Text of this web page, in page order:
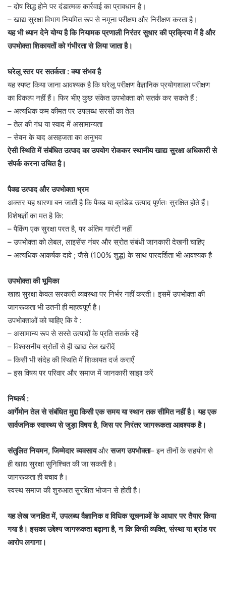
– दोष सिद्ध होने पर दंडात्मक कार्रवाई का प्रावधान है।
– खाद्य सुरक्षा विभाग नियमित रूप से नमूना परीक्षण और निरीक्षण करता है।
यह भी ध्यान देने योग्य है कि नियामक प्रणाली निरंतर सुधार की प्रक्रिया में है और
उपभोक्ता शिकायतों को गंभीरता से लिया जाता है।
घरेलू स्तर पर सतर्कता : क्या संभव है
यह स्पष्ट किया जाना आवश्यक है कि घरेलू परीक्षण वैज्ञानिक प्रयोगशाला परीक्षण
का विकल्प नहीं हैं। फिर भीए कुछ संकेत उपभोक्ता को सतर्क कर सकते हैं :
– अत्यधिक कम कीमत पर उपलब्ध सरसों का तेल
– तेल की गंध या स्वाद में असामान्यता
– सेवन के बाद असहजता का अनुभव
ऐसी स्थिति में संबंधित उत्पाद का उपयोग रोककर स्थानीय खाद्य सुरक्षा अधिकारी से
संपर्क करना उचित है।
पैक्ड उत्पाद और उपभोक्ता भ्रम
अक्सर यह धारणा बन जाती है कि पैक्ड या ब्रांडेड उत्पाद पूर्णतः सुरक्षित होते हैं।
विशेषज्ञों का मत है कि:
– पैकिंग एक सुरक्षा परत है, पर अंतिम गारंटी नहीं
– उपभोक्ता को लेबल, लाइसेंस नंबर और स्रोत संबंधी जानकारी देखनी चाहिए
– अत्यधिक आकर्षक दावे ; जैसे (100% शुद्ध) के साथ पारदर्शिता भी आवश्यक है
उपभोक्ता की भूमिका
खाद्य सुरक्षा केवल सरकारी व्यवस्था पर निर्भर नहीं करती। इसमें उपभोक्ता की
जागरूकता भी उतनी ही महत्वपूर्ण है।
उपभोक्ताओं को चाहिए कि वे :
– असामान्य रूप से सस्ते उत्पादों के प्रति सतर्क रहें
– विश्वसनीय स्रोतों से ही खाद्य तेल खरीदें
– किसी भी संदेह की स्थिति में शिकायत दर्ज कराएँ
– इस विषय पर परिवार और समाज में जानकारी साझा करें
निष्कर्ष :
आर्गेमोन तेल से संबंधित मुद्दा किसी एक समय या स्थान तक सीमित नहीं है। यह एक
सार्वजनिक स्वास्थ्य से जुड़ा विषय है, जिस पर निरंतर जागरूकता आवश्यक है।
संतुलित नियमन, जिम्मेदार व्यवसायऔरसजग उपभोक्ता– इन तीनों के सहयोग से
ही खाद्य सुरक्षा सुनिश्चित की जा सकती है।
जागरूकता ही बचाव है।
स्वस्थ समाज की शुरुआत सुरक्षित भोजन से होती है।
यह लेख जनहित में, उपलब्ध वैज्ञानिक व विधिक सूचनाओं के आधार पर तैयार किया
गया है। इसका उद्देश्य जागरूकता बढ़ाना है, न कि किसी व्यक्ति, संस्था या ब्रांड पर
आरोप लगाना।